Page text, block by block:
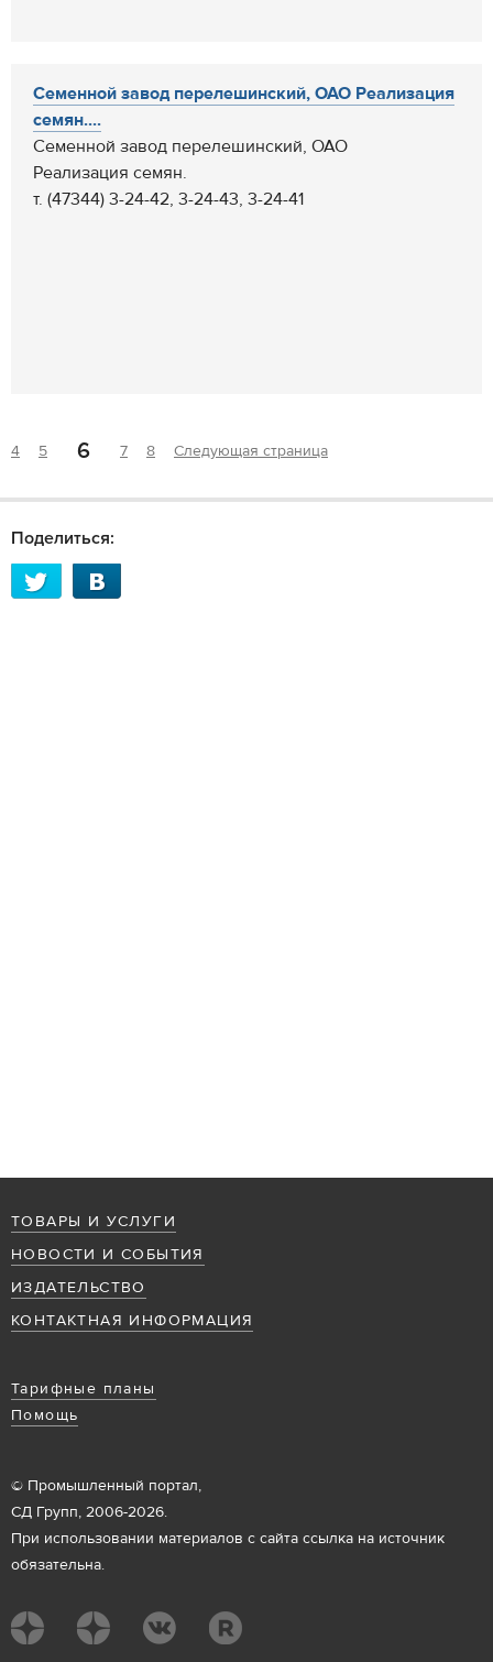
Семенной завод перелешинский, ОАО Реализация
семян....
Семенной завод перелешинский, ОАО
Реализация семян.
т. (47344) 3-24-42, 3-24-43, 3-24-41
4 5 6 7 8 Следующая страница
Поделиться:
ТОВАРЫ И УСЛУГИ
НОВОСТИ И СОБЫТИЯ
ИЗДАТЕЛЬСТВО
КОНТАКТНАЯ ИНФОРМАЦИЯ
Тарифные планы
Помощь
© Промышленный портал,
СД Групп, 2006-2026.
При использовании материалов с сайта ссылка на источник
обязательна.